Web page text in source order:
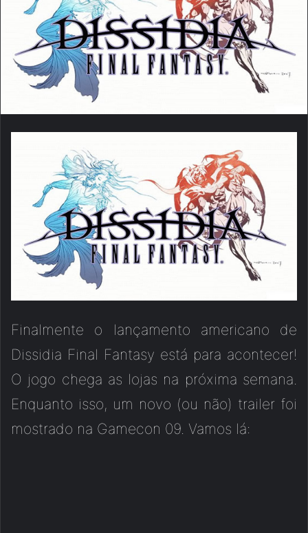
Finalmente o lançamento americano de
Dissidia Final Fantasy está para acontecer!
O jogo chega as lojas na próxima semana.
Enquanto isso, um novo (ou não) trailer foi
mostrado na Gamecon 09. Vamos lá: